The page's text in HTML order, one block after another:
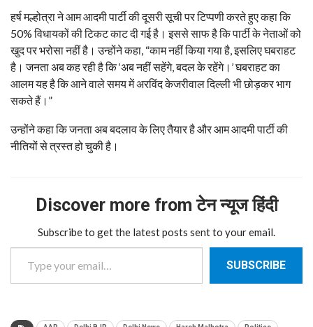
हर्ष मल्होत्रा ने आम आदमी पार्टी की दूसरी सूची पर टिप्पणी करते हुए कहा कि
50% विधायकों की टिकट काट दी गई है। इससे साफ है कि पार्टी के नेताओं को
खुद पर भरोसा नहीं है। उन्होंने कहा, “काम नहीं किया गया है, इसलिए घबराहट
है। जनता अब कह रही है कि ‘अब नहीं सहेंगे, बदल के रहेंगे।’ घबराहट का
आलम यह है कि आने वाले समय में अरविंद केजरीवाल दिल्ली भी छोड़कर भाग
सकते हैं।”
उन्होंने कहा कि जनता अब बदलाव के लिए तैयार है और आम आदमी पार्टी की
नीतियों से त्रस्त हो चुकी है।
Discover more from टेन न्यूज हिंदी
Subscribe to get the latest posts sent to your email.
Type your email…
SUBSCRIBE